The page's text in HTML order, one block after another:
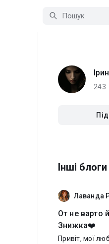
243
Інші блоги
Лаванда
От не варто
Знижка❤️
Привіт, мої